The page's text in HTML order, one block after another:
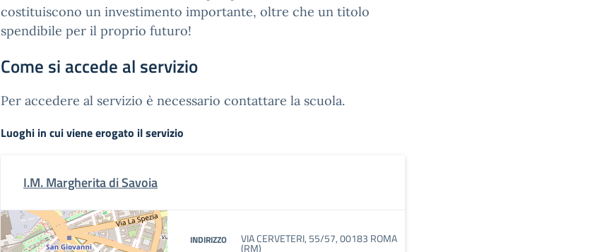
costituiscono un investimento importante, oltre che un titolo
spendibile per il proprio futuro!
Come si accede al servizio
Per accedere al servizio è necessario contattare la scuola.
Luoghi in cui viene erogato il servizio
I.M. Margherita di Savoia
INDIRIZZO VIA CERVETERI, 55/57, 00183 ROMA
(RM)